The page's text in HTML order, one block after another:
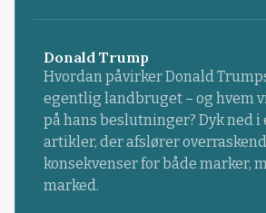
Donald Trump
Hvordan påvirker Donald
egentlig landbruget – og hvem
på hans beslutninger? Dyk ned i
artikler, der afslører
konsekvenser for både marker,
marked.